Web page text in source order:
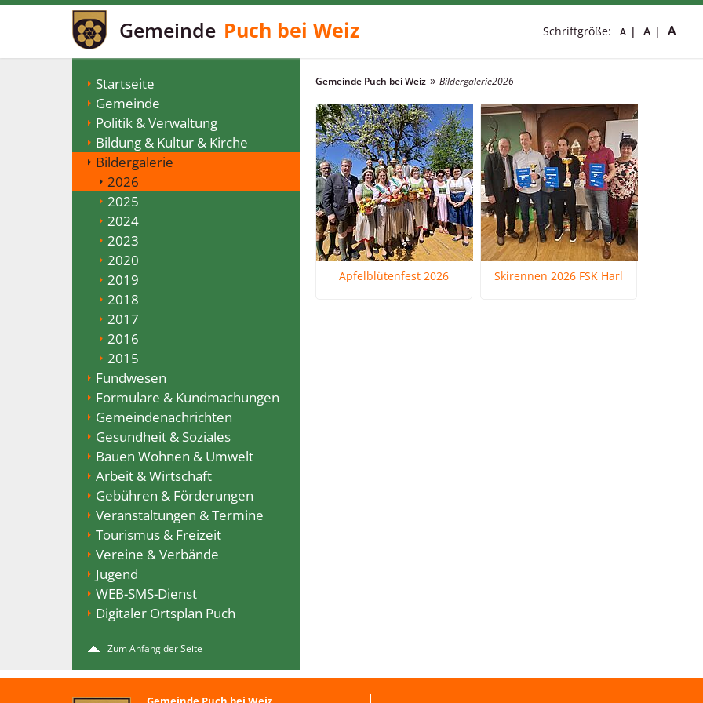
Gemeinde Puch bei Weiz Schriftgröße: A A A
Startseite
Gemeinde
Politik & Verwaltung
Bildung & Kultur & Kirche
Bildergalerie
2026
2025
2024
2023
2020
2019
2018
2017
2016
2015
Fundwesen
Formulare & Kundmachungen
Gemeindenachrichten
Gesundheit & Soziales
Bauen Wohnen & Umwelt
Arbeit & Wirtschaft
Gebühren & Förderungen
Veranstaltungen & Termine
Tourismus & Freizeit
Vereine & Verbände
Jugend
WEB-SMS-Dienst
Digitaler Ortsplan Puch
Zum Anfang der Seite
Gemeinde Puch bei Weiz Bildergalerie2026
Apfelblütenfest 2026 Skirennen 2026 FSK Harl